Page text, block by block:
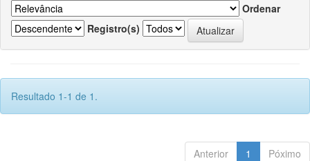
Ordenar
Registro(s)
Resultado 1-1 de 1.
Anterior 1 Póximo